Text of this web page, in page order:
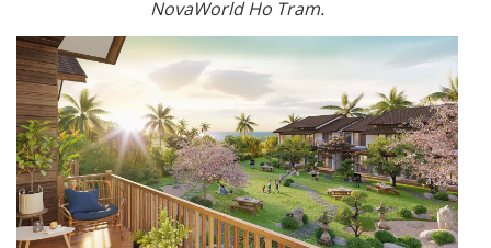
NovaWorld Ho Tram.